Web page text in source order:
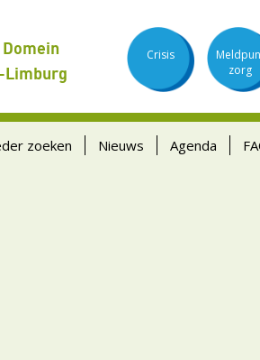
Limburg
Crisis
zorg
zoeken Nieuws Agenda